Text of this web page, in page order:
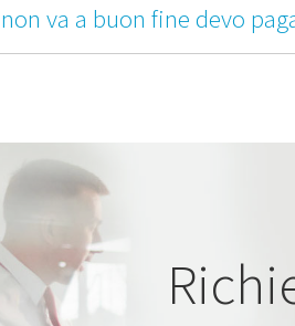
va a buon fine devo